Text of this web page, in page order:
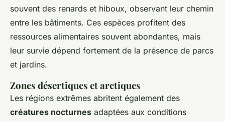
souvent des renards et hiboux, observant leur chemin
entre les bâtiments. Ces espèces profitent des
ressources alimentaires souvent abondantes, mais
leur survie dépend fortement de la présence de parcs
et jardins.
Zones désertiques et arctiques
Les régions extrêmes abritent également des
créatures nocturnes adaptées aux conditions